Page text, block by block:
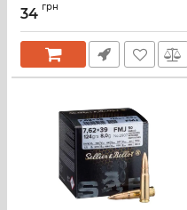
34 грн